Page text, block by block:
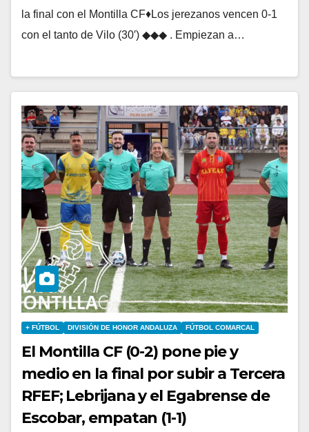
la final con el Montilla CF♦Los jerezanos vencen 0-1
con el tanto de Vilo (30′) ◆◆◆ . Empiezan a…
+ FÚTBOL DIVISIÓN DE HONOR ANDALUZA FÚTBOL COMARCAL
El Montilla CF (0-2) pone pie y
medio en la final por subir a Tercera
RFEF; Lebrijana y el Egabrense de
Escobar, empatan (1-1)